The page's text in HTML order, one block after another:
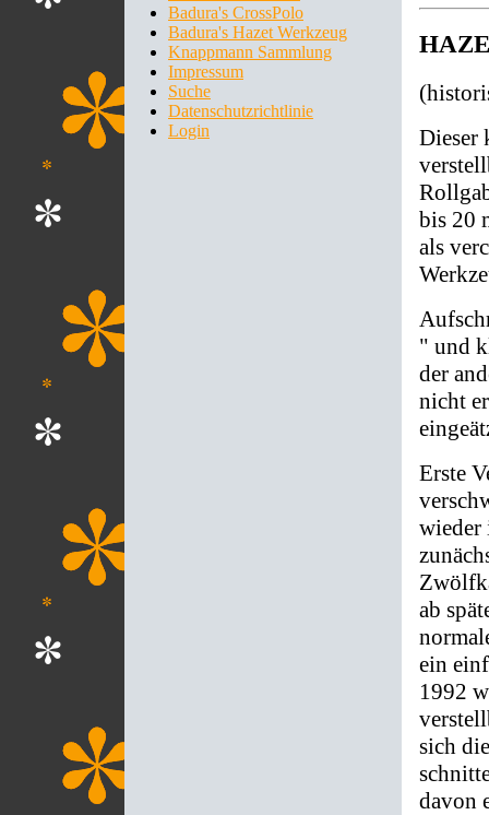
Badura's CrossPolo
Badura's Hazet Werkzeug
Knappmann Sammlung
Impressum
Suche
Datenschutzrichtlinie
Login
Dieser
bis 20
als
" und
der
nicht
Erste
wieder
ab
ein
1992
sich
davon